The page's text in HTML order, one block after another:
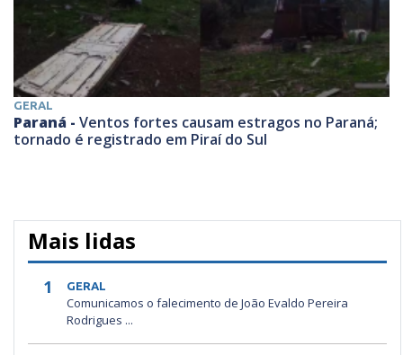
GERAL
Paraná - Ventos fortes causam estragos no Paraná;
tornado é registrado em Piraí do Sul
Mais lidas
1 GERAL
Comunicamos o falecimento de João Evaldo Pereira
Rodrigues ...